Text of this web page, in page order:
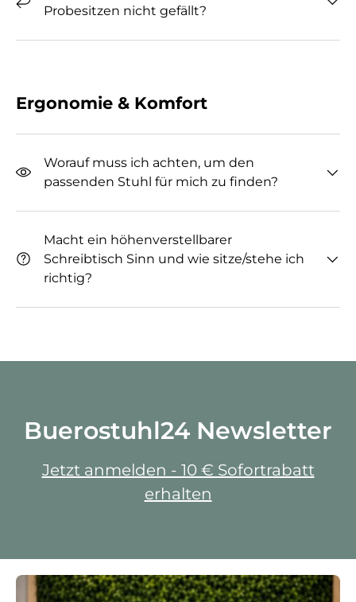
Probesitzen nicht gefällt?
Ergonomie & Komfort
Worauf muss ich achten, um den
passenden Stuhl für mich zu finden?
Macht ein höhenverstellbarer
Schreibtisch Sinn und wie sitze/stehe ich
richtig?
Buerostuhl24 Newsletter
Jetzt anmelden - 10 € Sofortrabatt
erhalten